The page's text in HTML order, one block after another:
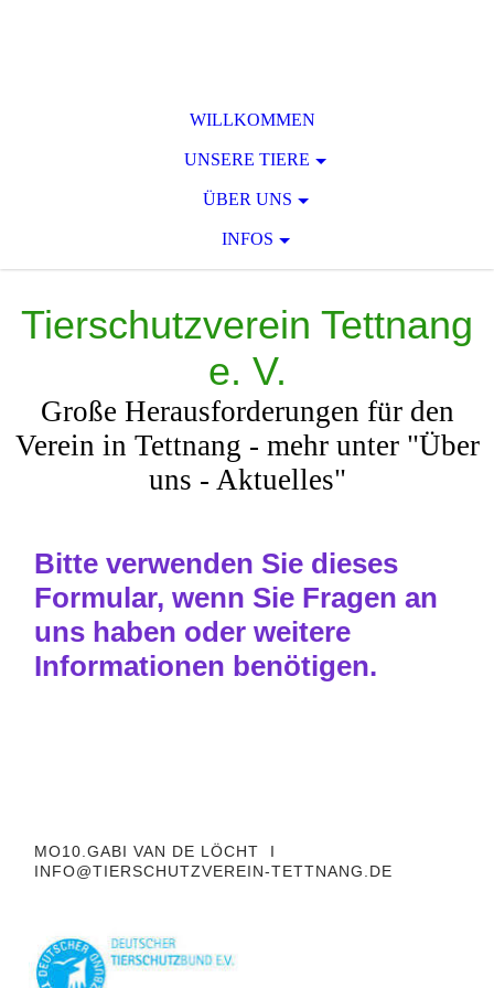
WILLKOMMEN
UNSERE TIERE
ÜBER UNS
INFOS
Tierschutzverein Tettnang
e. V.
Große Herausforderungen für den
Verein in Tettnang - mehr unter "Über
uns - Aktuelles"
Bitte verwenden Sie dieses
Formular, wenn Sie Fragen an
uns haben oder weitere
Informationen benötigen.
MO10.GABI VAN DE LÖCHT I
INFO@TIERSCHUTZVEREIN-TETTNANG.DE